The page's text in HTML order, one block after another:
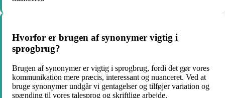
Hvorfor er brugen af synonymer vigtig i
sprogbrug?
Brugen af synonymer er vigtig i sprogbrug, fordi det gør vores
kommunikation mere præcis, interessant og nuanceret. Ved at
bruge synonymer undgår vi gentagelser og tilføjer variation og
spænding til vores talesprog og skriftlige arbejde.